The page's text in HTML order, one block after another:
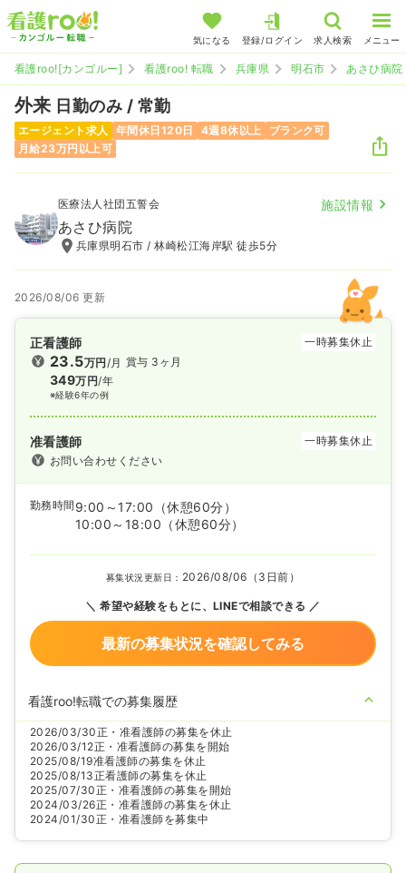
気になる 登録/ログイン 求人検索 メニュー
看護roo![カンゴルー] 看護roo! 転職 兵庫県 明石市 あさひ病院
外来 日勤のみ / 常勤
エージェント求人 年間休日120日 4週8休以上
ブランク可
月給23万円以上可
医療法人社団五誓会 施設情報
あさひ病院
兵庫県明石市 / 林崎松江海岸駅 徒歩5分
2026/08/06 更新
正看護師 一時募集休止
23.5万円/月
349万円/年
※経験6年の例
賞与 3ヶ月
准看護師
一時募集休止
お問い合わせください
勤務時間 9:00～17:00
（休憩60分）
10:00～18:00 （休憩60分）
募集状況更新日： 2026/08/06（3日前）
希望や経験をもとに、LINEで相談できる
最新の募集状況を確認してみる
看護roo!転職での募集履歴
2026/03/30正・准看護師の募集を休止
2026/03/12正・准看護師の募集を開始
2025/08/19准看護師の募集を休止
2025/08/13正看護師の募集を休止
2025/07/30正・准看護師の募集を開始
2024/03/26正・准看護師の募集を休止
2024/01/30正・准看護師を募集中